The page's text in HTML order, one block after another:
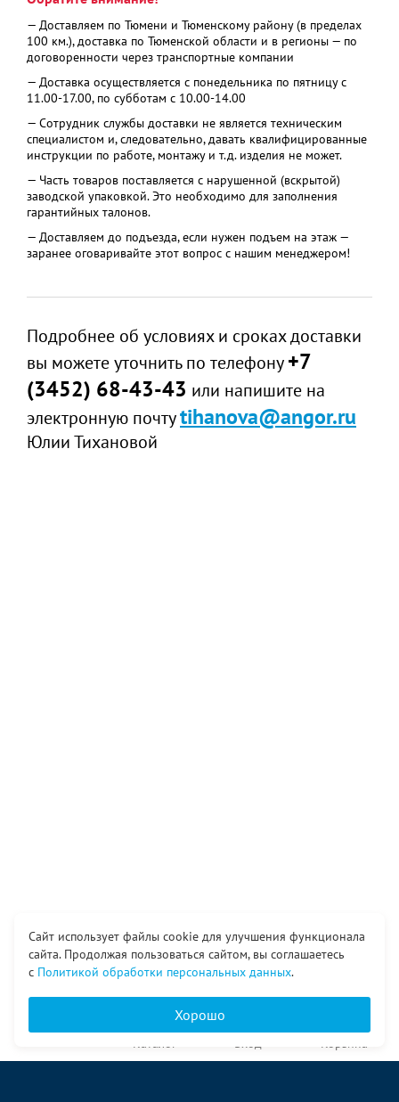
— Доставляем по Тюмени и Тюменскому району (в пределах
100 км.), доставка по Тюменской области и в регионы — по
договоренности через транспортные компании
— Доставка осуществляется с понедельника по пятницу с
11.00-17.00, по субботам с 10.00-14.00
— Сотрудник службы доставки не является техническим
специалистом и, следовательно, давать квалифицированные
инструкции по работе, монтажу и т.д. изделия не может.
— Часть товаров поставляется с нарушенной (вскрытой)
заводской упаковкой. Это необходимо для заполнения
гарантийных талонов.
— Доставляем до подъезда, если нужен подъем на этаж —
заранее оговаривайте этот вопрос с нашим менеджером!
Подробнее об условиях и сроках доставки
вы можете уточнить по телефону+7
(3452) 68-43-43 или напишите на
электронную почтуtihanova@angor.ru
Юлии Тихановой
Сайт использует файлы cookie для улучшения функционала
сайта. Продолжая пользоваться сайтом, вы соглашаетесь
с Политикой обработки персональных данных.
Хорошо